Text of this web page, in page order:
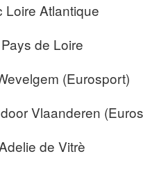
Loire Atlantique
de Loire
(Eurosport)
Vlaanderen
de Vitrè